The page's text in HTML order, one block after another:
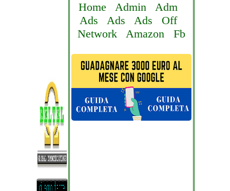
Home Admin
Adm
Ads
Ads Ads
Off
Network
Amazon Fb